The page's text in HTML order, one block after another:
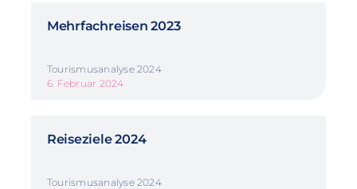
Mehrfachreisen 2023
Tourismusanalyse 2024
6. Februar 2024
Reiseziele 2024
Tourismusanalyse 2024